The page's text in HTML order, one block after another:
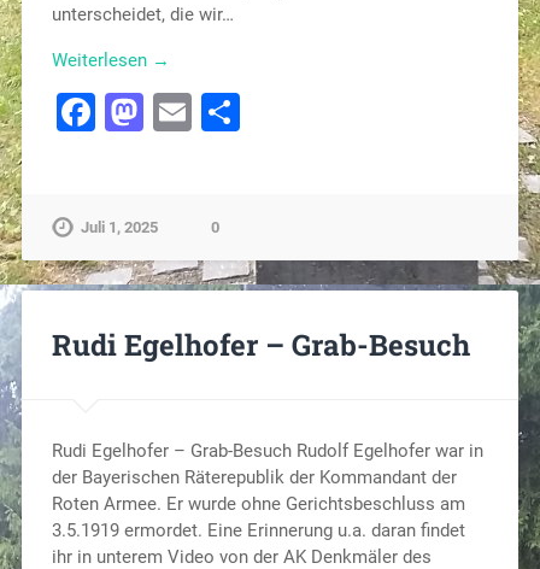
unterscheidet, die wir…
Weiterlesen →
Facebook
Mastodon
Email
Juli 1, 2025 0
Rudi Egelhofer – Grab-Besuch
Rudi Egelhofer – Grab-Besuch Rudolf Egelhofer war in
der Bayerischen Räterepublik der Kommandant der
Roten Armee. Er wurde ohne Gerichtsbeschluss am
3.5.1919 ermordet. Eine Erinnerung u.a. daran findet
ihr in unterem Video von der AK Denkmäler des